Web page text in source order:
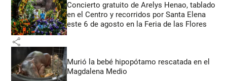
Concierto gratuito de Arelys Henao, tablado
en el Centro y recorridos por Santa Elena
este 6 de agosto en la Feria de las Flores
share
Murió la bebé hipopótamo rescatada en el
Magdalena Medio